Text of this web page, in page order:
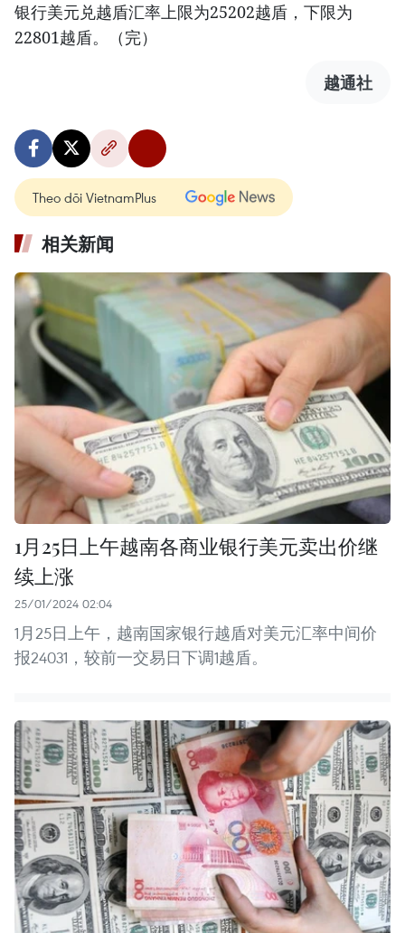
银行美元兑越盾汇率上限为25202越盾，下限为
22801越盾。（完）
越通社
Theo dõi VietnamPlus
相关新闻
1月25日上午越南各商业银行美元卖出价继
续上涨
25/01/2024 02:04
1月25日上午，越南国家银行越盾对美元汇率中间价
报24031，较前一交易日下调1越盾。